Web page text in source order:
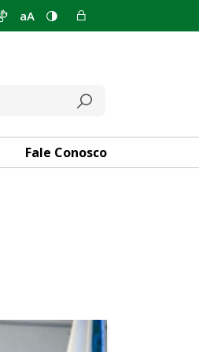
aA
Fale Conosco